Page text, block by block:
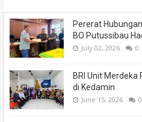
Pererat
BO Putussibau
July 02, 2026 0
BRI Unit Merdeka
di Kedamin
June 15, 2026 0